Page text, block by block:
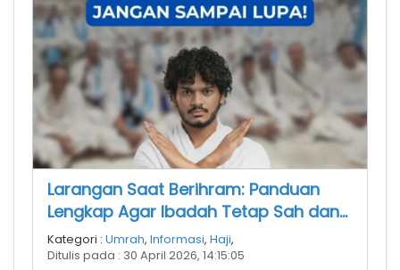
Larangan Saat Berihram: Panduan
Lengkap Agar Ibadah Tetap Sah dan
Berkah
Kategori : Umrah, Informasi, Haji,
Ditulis pada : 30 April 2026, 14:15:05